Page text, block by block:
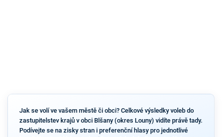
Jak se volí ve vašem městě či obci? Celkové výsledky voleb do
zastupitelstev krajů v obci Blšany (okres Louny) vidíte právě tady.
Podívejte se na zisky stran i preferenční hlasy pro jednotlivé